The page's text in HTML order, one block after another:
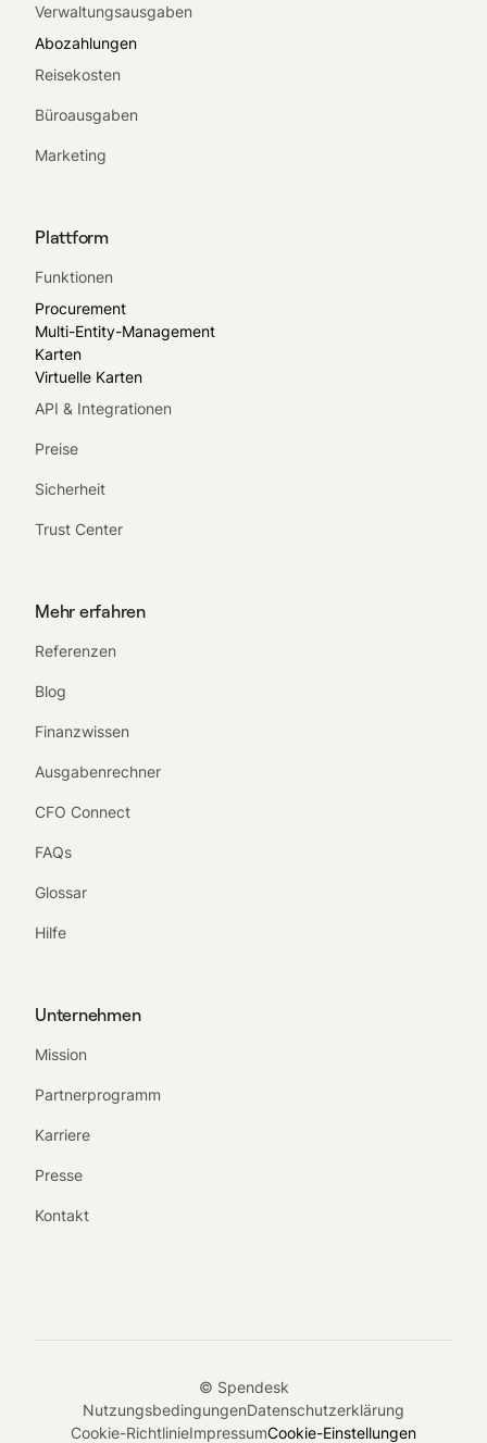
Verwaltungsausgaben
Abozahlungen
Reisekosten
Büroausgaben
Marketing
Plattform
Funktionen
Procurement
Multi-Entity-Management
Karten
Virtuelle Karten
API & Integrationen
Preise
Sicherheit
Trust Center
Mehr erfahren
Referenzen
Blog
Finanzwissen
Ausgabenrechner
CFO Connect
FAQs
Glossar
Hilfe
Unternehmen
Mission
Partnerprogramm
Karriere
Presse
Kontakt
© Spendesk
NutzungsbedingungenDatenschutzerklärung
Cookie-RichtlinieImpressumCookie-Einstellungen